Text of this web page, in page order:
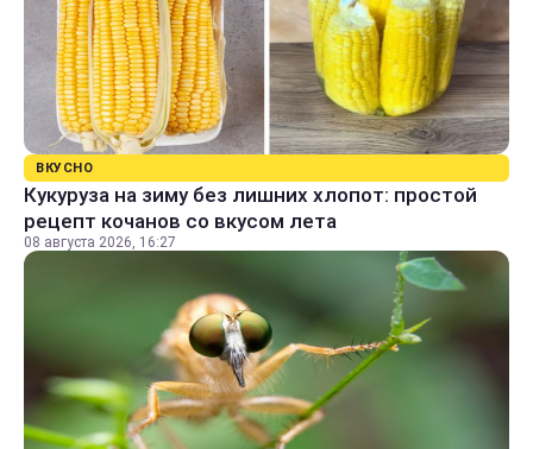
ВКУСНО
Кукуруза на зиму без лишних хлопот: простой
рецепт кочанов со вкусом лета
08 августа 2026, 16:27